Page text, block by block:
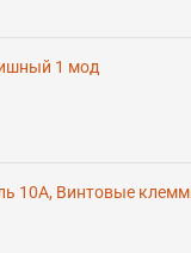
1 мод
10А, Винтовые